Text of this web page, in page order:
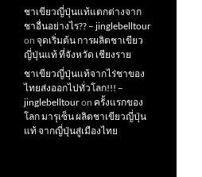
ชาเขียวญี่ปุ่นแท้แตกต่างจาก
ชาอื่นอย่างไร?? – jinglebelltour
on จุดเริ่มต้น การผลิตชาเขียว
ญี่ปุ่นแท้ ที่จังหวัด เชียงราย
ชาเขียวญี่ปุ่นแท้จากไร่ชาของ
ไทยส่งออกไปทั่วโลก!!! –
jinglebelltouron ครั้งแรกของ
โลก มารุเซ็น ผลิตชาเขียวญี่ปุ่น
แท้ จากญี่ปุ่นสู่เมืองไทย